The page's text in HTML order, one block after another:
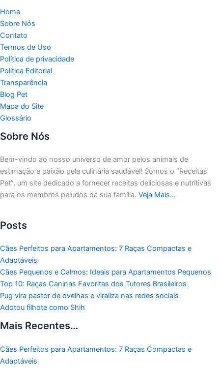
Home
Sobre Nós
Contato
Termos de Uso
Política de privacidade
Politica Editorial
Transparência
Blog Pet
Mapa do Site
Glossário
Sobre Nós
Bem-vindo ao nosso universo de amor pelos animais de
estimação e paixão pela culinária saudável! Somos o “Receitas
Pet”, um site dedicado a fornecer receitas deliciosas e nutritivas
para os membros peludos da sua família. Veja Mais…
Posts
Cães Perfeitos para Apartamentos: 7 Raças Compactas e
Adaptáveis
Cães Pequenos e Calmos: Ideais para Apartamentos Pequenos
Top 10: Raças Caninas Favoritas dos Tutores Brasileiros
Pug vira pastor de ovelhas e viraliza nas redes sociais
Adotou filhote como Shih
Mais Recentes…
Cães Perfeitos para Apartamentos: 7 Raças Compactas e
Adaptáveis